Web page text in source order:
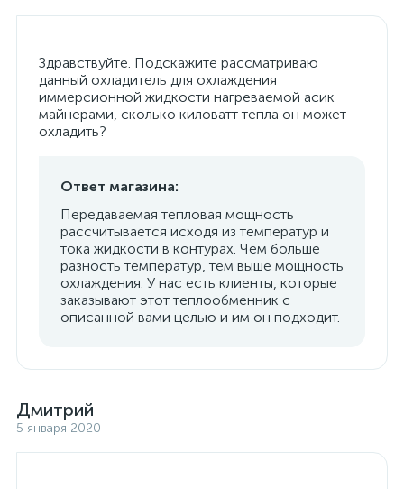
Здравствуйте. Подскажите рассматриваю
данный охладитель для охлаждения
иммерсионной жидкости нагреваемой асик
майнерами, сколько киловатт тепла он может
охладить?
Ответ магазина:
Передаваемая тепловая мощность
рассчитывается исходя из температур и
тока жидкости в контурах. Чем больше
разность температур, тем выше мощность
охлаждения. У нас есть клиенты, которые
заказывают этот теплообменник с
описанной вами целью и им он подходит.
Дмитрий
5 января 2020